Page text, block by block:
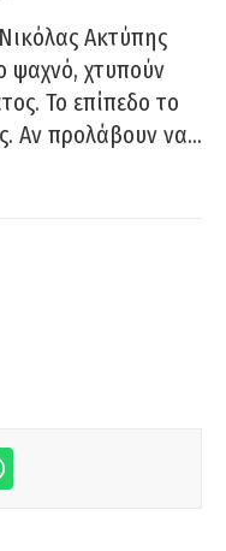
Ακτύπης
ψαχνό, χτυπούν
Το επίπεδο το
Αν προλάβουν να…